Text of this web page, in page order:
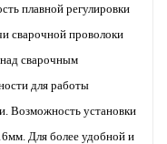
плавной регулировки
сварочной проволоки
сварочным
для работы
Возможность установки
Для более удобной и